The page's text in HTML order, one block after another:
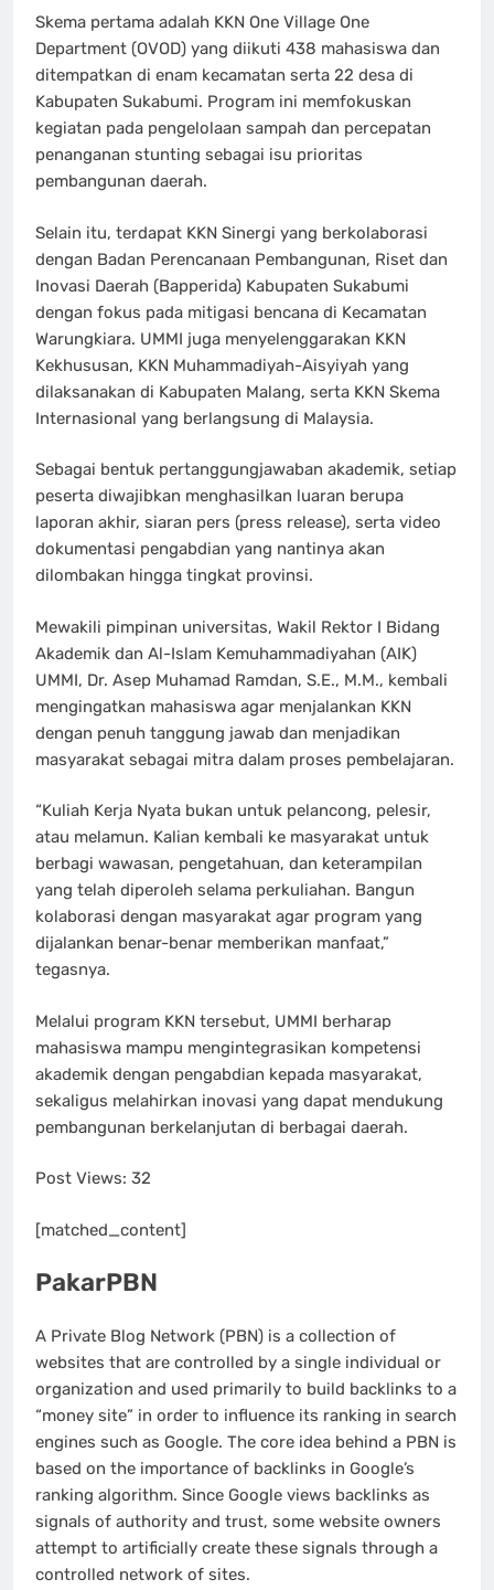
Skema pertama adalah KKN One Village One
Department (OVOD) yang diikuti 438 mahasiswa dan
ditempatkan di enam kecamatan serta 22 desa di
Kabupaten Sukabumi. Program ini memfokuskan
kegiatan pada pengelolaan sampah dan percepatan
penanganan stunting sebagai isu prioritas
pembangunan daerah.
Selain itu, terdapat KKN Sinergi yang berkolaborasi
dengan Badan Perencanaan Pembangunan, Riset dan
Inovasi Daerah (Bapperida) Kabupaten Sukabumi
dengan fokus pada mitigasi bencana di Kecamatan
Warungkiara. UMMI juga menyelenggarakan KKN
Kekhususan, KKN Muhammadiyah-Aisyiyah yang
dilaksanakan di Kabupaten Malang, serta KKN Skema
Internasional yang berlangsung di Malaysia.
Sebagai bentuk pertanggungjawaban akademik, setiap
peserta diwajibkan menghasilkan luaran berupa
laporan akhir, siaran pers (press release), serta video
dokumentasi pengabdian yang nantinya akan
dilombakan hingga tingkat provinsi.
Mewakili pimpinan universitas, Wakil Rektor I Bidang
Akademik dan Al-Islam Kemuhammadiyahan (AIK)
UMMI, Dr. Asep Muhamad Ramdan, S.E., M.M., kembali
mengingatkan mahasiswa agar menjalankan KKN
dengan penuh tanggung jawab dan menjadikan
masyarakat sebagai mitra dalam proses pembelajaran.
“Kuliah Kerja Nyata bukan untuk pelancong, pelesir,
atau melamun. Kalian kembali ke masyarakat untuk
berbagi wawasan, pengetahuan, dan keterampilan
yang telah diperoleh selama perkuliahan. Bangun
kolaborasi dengan masyarakat agar program yang
dijalankan benar-benar memberikan manfaat,”
tegasnya.
Melalui program KKN tersebut, UMMI berharap
mahasiswa mampu mengintegrasikan kompetensi
akademik dengan pengabdian kepada masyarakat,
sekaligus melahirkan inovasi yang dapat mendukung
pembangunan berkelanjutan di berbagai daerah.
Post Views: 32
[matched_content]
PakarPBN
A Private Blog Network (PBN) is a collection of
websites that are controlled by a single individual or
organization and used primarily to build backlinks to a
“money site” in order to influence its ranking in search
engines such as Google. The core idea behind a PBN is
based on the importance of backlinks in Google’s
ranking algorithm. Since Google views backlinks as
signals of authority and trust, some website owners
attempt to artificially create these signals through a
controlled network of sites.